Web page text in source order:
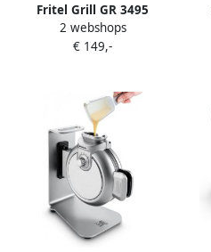
Fritel Grill GR 3495
Grilltastic XL Powergrill &
BBQ Elektrische Contactgrill
Openklapbaar Verticale
Opberging
2 webshops
€ 149,-